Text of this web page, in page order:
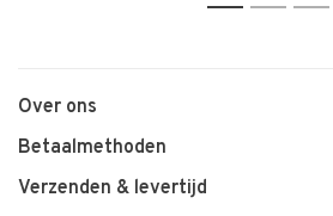
1 2 3
Over ons
Betaalmethoden
Verzenden & levertijd